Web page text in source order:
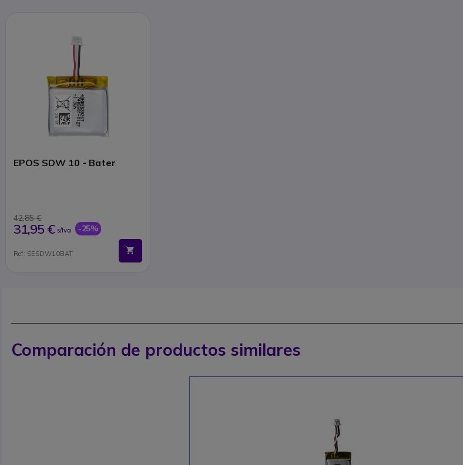
EPOS SDW 10 - Bater
42,85 €
31,95 € s/Iva -25%
Ref: SESDW10BAT
Comparación de productos similares